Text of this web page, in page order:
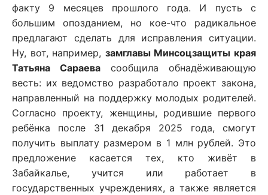
факту 9 месяцев прошлого года. И пусть с
большим опозданием, но кое-что радикальное
предлагают сделать для исправления ситуации.
Ну, вот, например, замглавы Минсоцзащиты края
Татьяна Сараева сообщила обнадёживающую
весть: их ведомство разработало проект закона,
направленный на поддержку молодых родителей.
Согласно проекту, женщины, родившие первого
ребёнка после 31 декабря 2025 года, смогут
получить выплату размером в 1 млн рублей. Это
предложение касается тех, кто живёт в
Забайкалье, учится или работает в
государственных учреждениях, а также является